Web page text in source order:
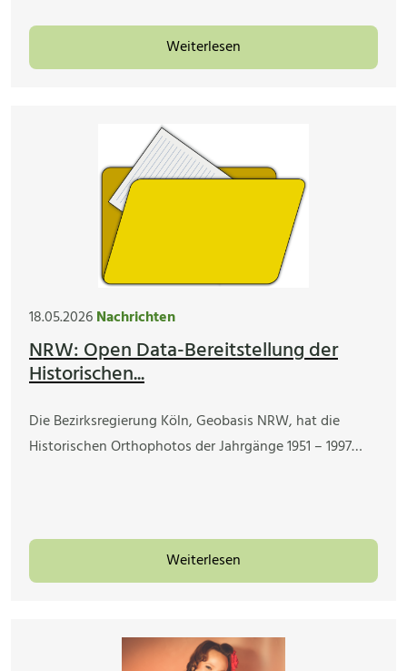
Weiterlesen
18.05.2026Nachrichten
NRW: Open Data-Bereitstellung der
Historischen...
Die Bezirksregierung Köln, Geobasis NRW, hat die
Historischen Orthophotos der Jahrgänge 1951 – 1997…
Weiterlesen